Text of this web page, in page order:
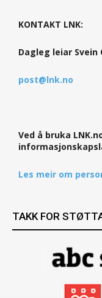
KONTAKT LNK:
Dagleg leiar Svein
post@lnk.no
Ved å bruka
Les meir om
TAKK FOR